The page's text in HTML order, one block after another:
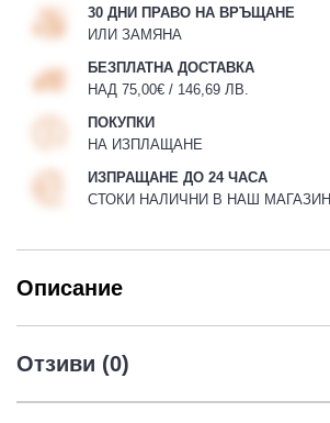
30 ДНИ ПРАВО НА ВРЪЩАНЕ
ИЛИ ЗАМЯНА
БЕЗПЛАТНА ДОСТАВКА
НАД 75,00€ / 146,69 ЛВ.
ПОКУПКИ
НА ИЗПЛАЩАНЕ
ИЗПРАЩАНЕ ДО 24 ЧАСА
СТОКИ НАЛИЧНИ В НАШ МАГАЗИН
Описание
Отзиви (0)